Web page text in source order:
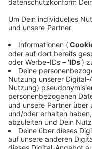
Anzeige
Der 27-jährige
verletzt. Er wollte
Übergang
Vorfahrt des Autos.
Der dunkle PKW
des Radlers und
beobachtet hat oder